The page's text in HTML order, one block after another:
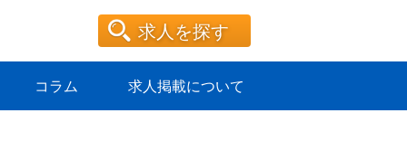
求人を探す
コラム 求人掲載について